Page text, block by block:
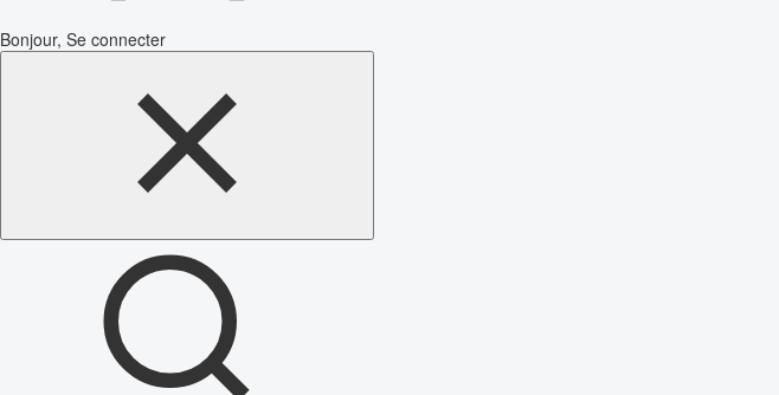
Bonjour, Se connecter